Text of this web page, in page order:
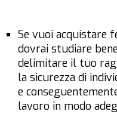
Se vuoi acquistare
dovrai studiare
delimitare il tuo
la sicurezza di
e
lavoro in modo